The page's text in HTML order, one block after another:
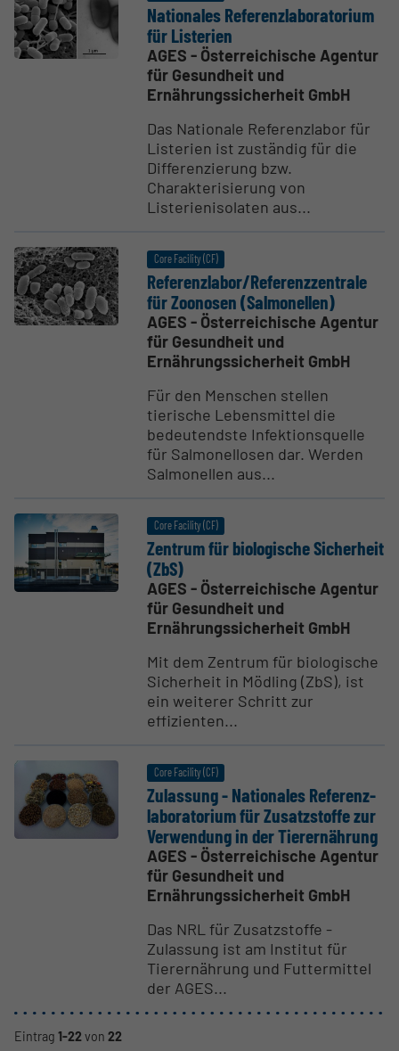
Natio­nales Referenz­la­bo­ra­torium
für Listerien
AGES - Österreichische Agentur
für Gesundheit und
Ernährungssicherheit GmbH
Das Nationale Referenzlabor für
Listerien ist zuständig für die
Differenzierung bzw.
Charakterisierung von
Listerienisolaten aus...
Core Facility (CF)
Referenz­labor/Referenz­zen­trale
für Zoonosen (Salmo­nellen)
AGES - Österreichische Agentur
für Gesundheit und
Ernährungssicherheit GmbH
Für den Menschen stellen
tierische Lebensmittel die
bedeutendste Infektionsquelle
für Salmonellosen dar. Werden
Salmonellen aus...
Core Facility (CF)
Zentrum für biolo­gische Sicherheit
(ZbS)
AGES - Österreichische Agentur
für Gesundheit und
Ernährungssicherheit GmbH
Mit dem Zentrum für biologische
Sicherheit in Mödling (ZbS), ist
ein weiterer Schritt zur
effizienten...
Core Facility (CF)
Zulassung - Natio­nales Referenz­
la­bo­ra­torium für Zusatz­stoffe zur
Verwendung in der Tierer­nährung
AGES - Österreichische Agentur
für Gesundheit und
Ernährungssicherheit GmbH
Das NRL für Zusatzstoffe -
Zulassung ist am Institut für
Tierernährung und Futtermittel
der AGES...
Eintrag 1-22von 22